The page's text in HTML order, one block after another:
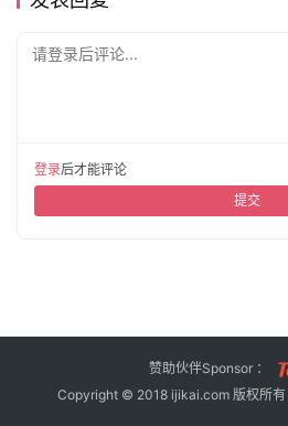
报
请登录后评论...
登录后才能评论
提交
赞助伙伴Sponsor ：
Copyright © 2018 ijikai.com 版权所有